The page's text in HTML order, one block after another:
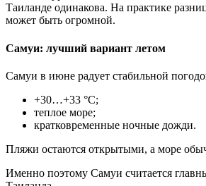
Таиланде одинакова. На практике
может быть огромной.
Самуи: лучший вариант летом
Самуи в июне радует стабильной
+30…+33 °C;
теплое море;
кратковременные ночные дожди.
Пляжи остаются открытыми, а море
Именно поэтому Самуи считается